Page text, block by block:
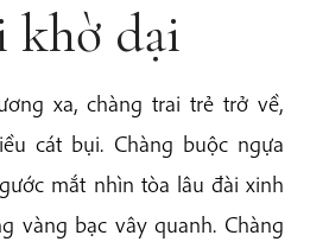
khờ dại
xa, chàng trai trẻ trở về,
cát bụi. Chàng buộc ngựa
mắt nhìn tòa lâu đài xinh
vàng bạc vây quanh. Chàng